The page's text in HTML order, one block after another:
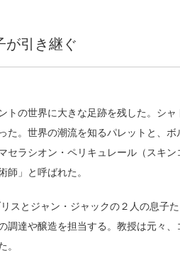
が引き継ぐ
トの世界に大きな足跡を残した。シ
た。世界の潮流を知るパレットと、
セラシオン・ペリキュレール（スキ
師」と呼ばれた。
スとジャン・ジャックの２人の息子
調達や醸造を担当する。教授は元々
。